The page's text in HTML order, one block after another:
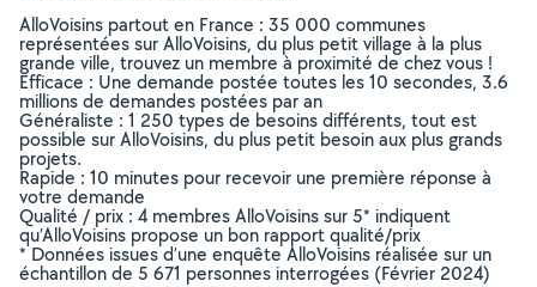
AlloVoisins partout en France : 35 000 communes
représentées sur AlloVoisins, du plus petit village à la plus
grande ville, trouvez un membre à proximité de chez vous !
Efficace : Une demande postée toutes les 10 secondes, 3.6
millions de demandes postées par an
Généraliste : 1 250 types de besoins différents, tout est
possible sur AlloVoisins, du plus petit besoin aux plus grands
projets.
Rapide : 10 minutes pour recevoir une première réponse à
votre demande
Qualité / prix : 4 membres AlloVoisins sur 5* indiquent
qu’AlloVoisins propose un bon rapport qualité/prix
* Données issues d’une enquête AlloVoisins réalisée sur un
échantillon de 5 671 personnes interrogées (Février 2024)